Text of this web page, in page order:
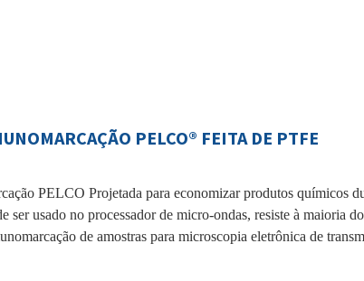
PELCO® FEITA DE PTFE
PELCO Projetada para economizar produtos químicos
ser usado no processador de micro-ondas, resiste à maioria
de amostras para microscopia eletrônica de